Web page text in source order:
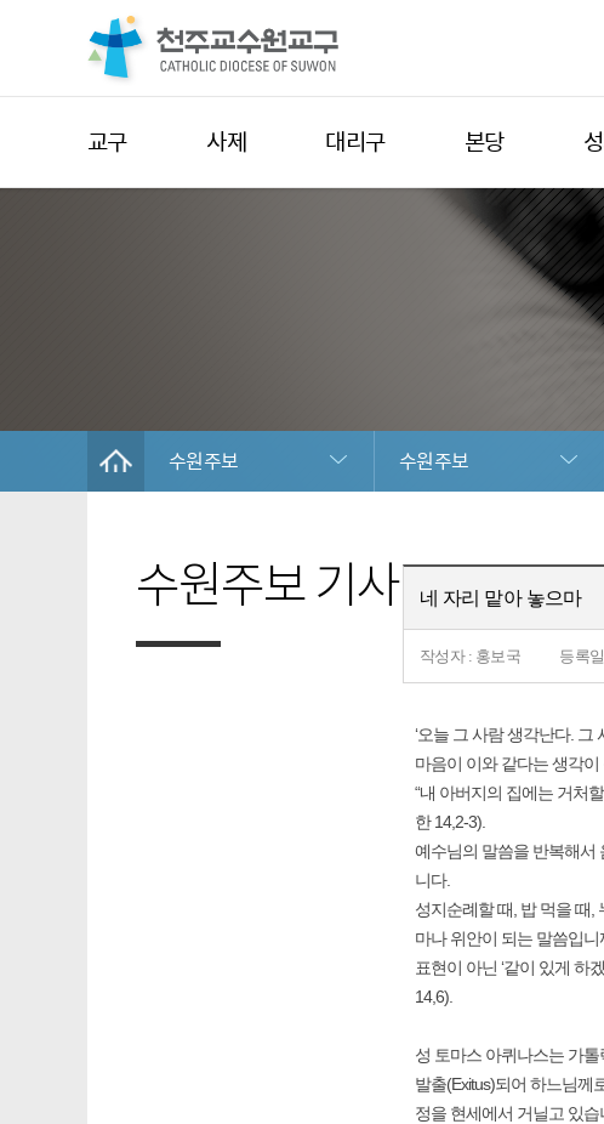
교구 사제 대리구 본당
수원주보 수원주보
수원주보 기사 네 자리 맡아 놓으마
작성자 : 홍보국 등록
‘오늘 그 사람 생각난다.
마음이 이와 같다는 생각이
“내 아버지의 집에는 거처
한 14,2-3).
예수님의 말씀을 반복해서
니다.
성지순례할 때, 밥 먹을 때,
마나 위안이 되는 말씀입니
표현이 아닌 ‘같이 있게 하
14,6).
성 토마스 아퀴나스는 가톨
발출(Exitus)되어 하느님께
정을 현세에서 거닐고 있습